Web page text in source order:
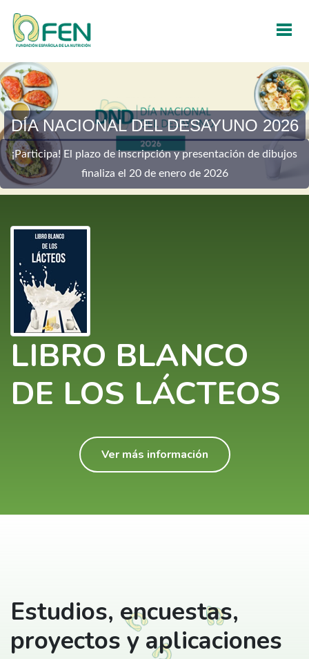
DÍA NACIONAL DEL DESAYUNO 2026
¡Participa! El plazo de inscripción y presentación de dibujos
finaliza el 20 de enero de 2026
LIBRO BLANCO
DE LOS LÁCTEOS
Ver más información
Estudios, encuestas,
proyectos y aplicaciones